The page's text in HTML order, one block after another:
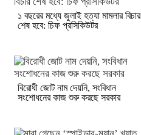
১ বছরের মধ্যে জুলাই হত্যা মামলার বিচার
শেষ হবে: চিফ প্রসিকিউটর
বিরোধী জোট নাম দেয়নি, সংবিধান
সংশোধনের কাজ শুরু করছে সরকার